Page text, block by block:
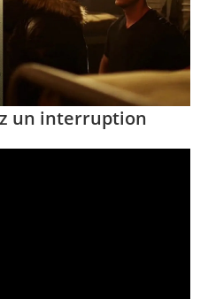
un interruption